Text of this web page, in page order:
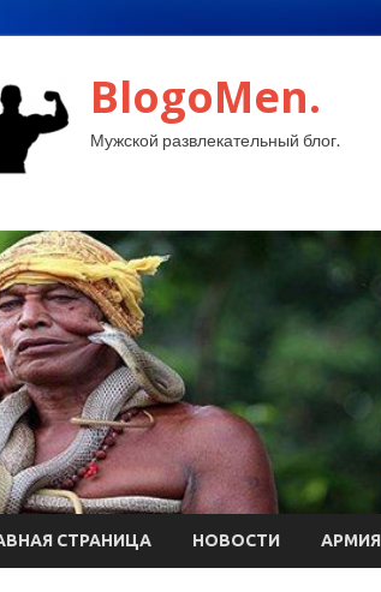
BlogoMen.
Мужской развлекательный блог.
СТРАНИЦА НОВОСТИ АРМИЯ